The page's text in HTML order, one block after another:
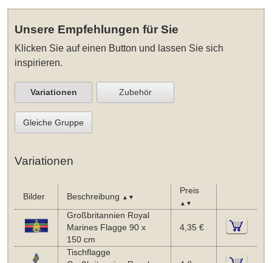
Unsere Empfehlungen für Sie
Klicken Sie auf einen Button und lassen Sie sich
inspirieren.
Variationen Zubehör
Gleiche Gruppe
Variationen
Bilder Beschreibung ▲▼
Preis
▲▼
Großbritannien Royal
Marines Flagge 90 x
150 cm
4,35 €
Tischflagge